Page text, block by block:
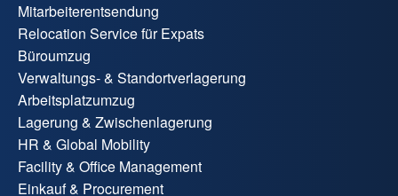
Mitarbeiterentsendung
Relocation Service für Expats
Büroumzug
Verwaltungs- & Standortverlagerung
Arbeitsplatzumzug
Lagerung & Zwischenlagerung
HR & Global Mobility
Facility & Office Management
Einkauf & Procurement